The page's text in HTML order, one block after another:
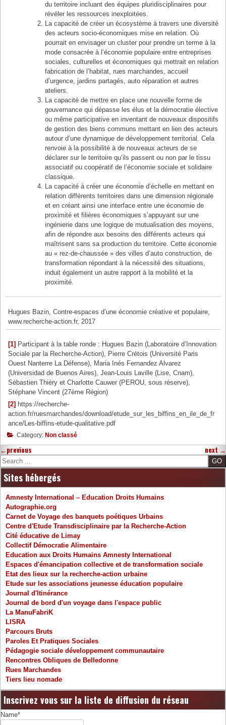
du territoire incluant des équipes pluridisciplinaires pour
révéler les ressources inexploitées.
La capacité de créer un écosystème à travers une diversité
des acteurs socio-économiques mise en relation. Où
pourrait en envisager un cluster pour prendre un terme à la
mode consacrée à l’économie populaire entre entreprises
sociales, culturelles et économiques qui mettrait en relation
fabrication de l’habitat, rues marchandes, accueil
d’urgence, jardins partagés, auto réparation et autres
ateliers.
La capacité de mettre en place une nouvelle forme de
gouvernance qui dépasse les élus et la démocratie élective
ou même participative en inventant de nouveaux dispositifs
de gestion des biens communs mettant en lien des acteurs
autour d’une dynamique de développement territorial. Cela
renvoie à la possibilité à de nouveaux acteurs de se
déclarer sur le territoire qu’ils passent ou non par le tissu
associatif ou coopératif de l’économie sociale et solidaire
classique.
La capacité à créer une économie d’échelle en mettant en
relation différents territoires dans une dimension régionale
et en créant ainsi une interface entre une économie de
proximité et filières économiques s’appuyant sur une
ingénierie dans une logique de mutualisation des moyens,
afin de répondre aux besoins des différents acteurs qui
maîtrisent sans sa production du territoire. Cette économie
au « rez-de-chaussée » des villes d’auto construction, de
transformation répondant à la nécessité des situations,
induit également un autre rapport à la mobilité et la
proximité.
Hugues Bazin, Contre-espaces d’une économie créative et populaire,
www.recherche-action.fr, 2017
[1] Participant à la table ronde : Hugues Bazin (Laboratoire d’Innovation
Sociale par la Recherche-Action), Pierre Crétois (Université Paris
Ouest Nanterre La Défense), Maria Inés Fernandez Alvarez
(Universidad de Buenos Aires), Jean-Louis Laville (Lise, Cnam),
Sébastien Thiéry et Charlotte Cauwer (PEROU, sous réserve),
Stéphane Vincent (27ème Région)
[2] https://recherche-
action.fr/ruesmarchandes/download/etude_sur_les_biffins_en_ile_de_fr
ance/Les-biffins-etude-qualitative.pdf
Category: Non classé
←previous next →
Search
Sites hébergés
Amnesty International – Education Droits Humains
Autographie.org
Carnet de Voyage des banquets poétiques Urbains
Centre d'Etude Transdisciplinaire par la Recherche-Action
Cité éducative de Limay
Collectif Démocratie Alimentaire
Education aux Droits Humains Amnesty International
Espaces d'émancipation collective et de transformation sociale
Etat des lieux sur la recherche-action urbaine
Etude sur les associations jeunesse éducation populaire
Journal d'Itinérance
Journal de bord d'un voyage dans l'espace public
La ManuFabriK
LISRA
Parcours Bruts
Paroles Et Pratiques Sociales
Pédagogie sociale développement communautaire
Rencontres Obliques de Belledonne
Rues Marchandes
Tiers lieu nomade
Inscrivez vous sur la liste de diffusion du réseau
Name*